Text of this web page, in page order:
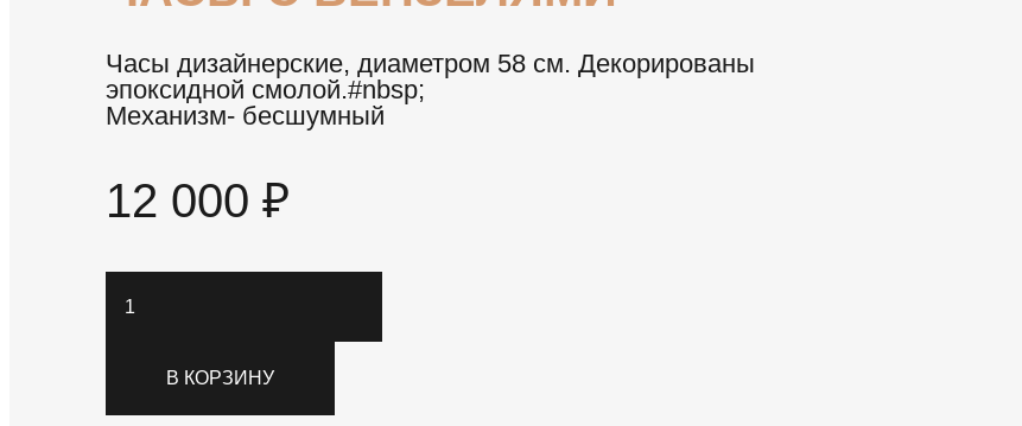
Часы дизайнерские, диаметром 58 см. Декорированы
эпоксидной смолой.#nbsp;
Механизм- бесшумный
12 000₽
товара
вензелями
В КОРЗИНУ